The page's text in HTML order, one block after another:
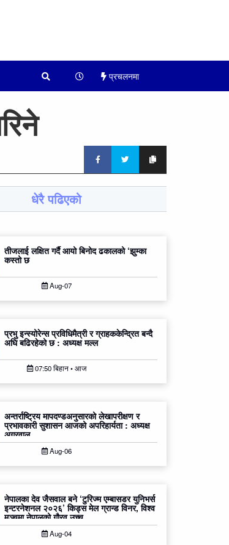
प्रचलनमा
धेरै पढिएको
तीजलाई लक्षित गर्दै आयो बिनोद ढकालको ‘झुम्का
कस्तो छ
Aug-07
प्रभु इन्स्योरेन्स प्रविधिमैत्री र ग्राहककेन्द्रित बन्दै
अघि बढिरहेको छ : अध्यक्ष मल्ल
07:50 बिहान • आज
अन्तर्राष्ट्रिय मापदण्डअनुसारको लेखापरीक्षण र
प्रभावकारी सुशासन आजको अपरिहार्यता : अध्यक्ष
अग्रवाल
Aug-06
नेपालका देव जैसवाल बने ‘टुरिज्म एम्बासडर युनिभर्स
इन्टरनेशनल २०२६’ किड्स मेल ग्रान्ड विनर, विश्व
मञ्चमा नेपालको गौरव उच्च
Aug-04